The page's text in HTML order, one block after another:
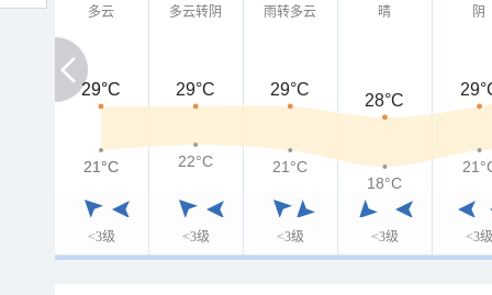
多云
<3级
多云转阴
<3级
雨转多云
<3级
晴
<3级
阴
<3级
29°C
29°C 29°C 29°C
28°C
21°C
21°C 22°C
21°C
18°C